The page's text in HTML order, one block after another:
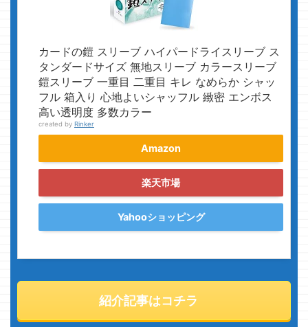
カードの鎧 スリーブ ハイパードライスリーブ ス
タンダードサイズ 無地スリーブ カラースリーブ
鎧スリーブ 一重目 二重目 キレ なめらか シャッ
フル 箱入り 心地よいシャッフル 緻密 エンボス
高い透明度 多数カラー
created by Rinker
Amazon
楽天市場
Yahooショッピング
紹介記事はコチラ